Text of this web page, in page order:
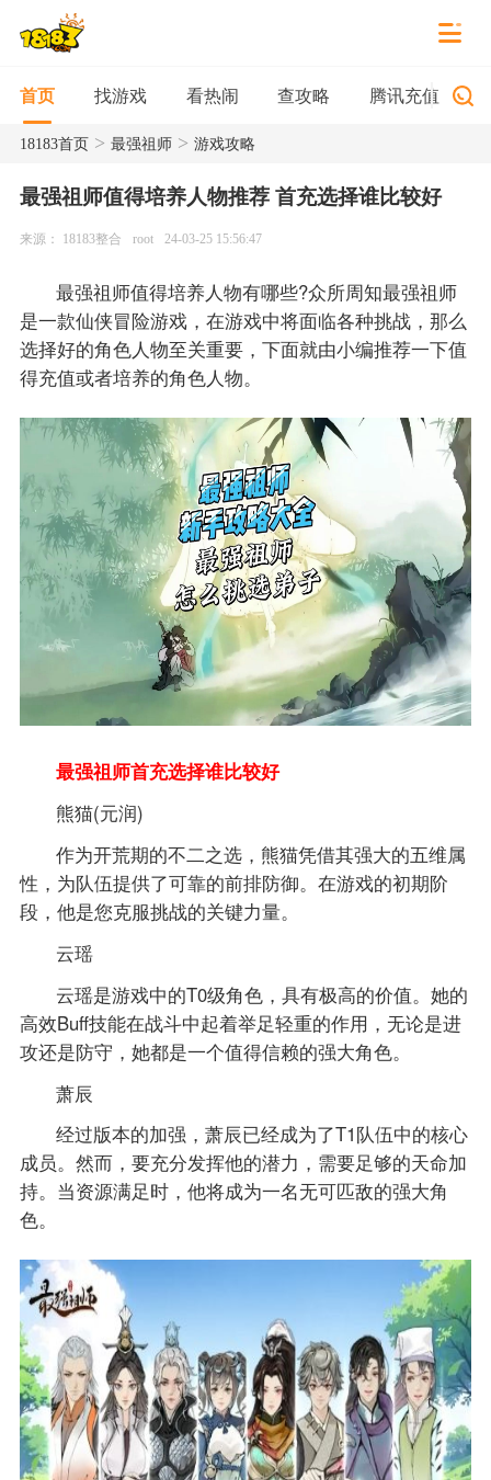
首页 找游戏 看热闹 查攻略 腾讯充值
18183首页> 最强祖师> 游戏攻略
最强祖师值得培养人物推荐 首充选择谁比较好
来源： 18183整合 root 24-03-25 15:56:47
最强祖师值得培养人物有哪些?众所周知最强祖师
是一款仙侠冒险游戏，在游戏中将面临各种挑战，那么
选择好的角色人物至关重要，下面就由小编推荐一下值
得充值或者培养的角色人物。
最强祖师首充选择谁比较好
熊猫(元润)
作为开荒期的不二之选，熊猫凭借其强大的五维属
性，为队伍提供了可靠的前排防御。在游戏的初期阶
段，他是您克服挑战的关键力量。
云瑶
云瑶是游戏中的T0级角色，具有极高的价值。她的
高效Buff技能在战斗中起着举足轻重的作用，无论是进
攻还是防守，她都是一个值得信赖的强大角色。
萧辰
经过版本的加强，萧辰已经成为了T1队伍中的核心
成员。然而，要充分发挥他的潜力，需要足够的天命加
持。当资源满足时，他将成为一名无可匹敌的强大角
色。